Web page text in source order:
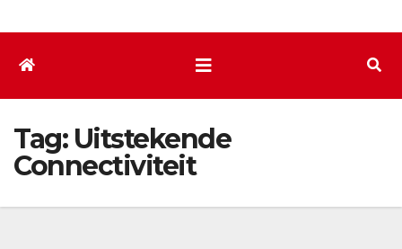
Tag: Uitstekende
Connectiviteit